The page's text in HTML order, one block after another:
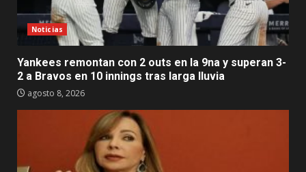
Noticias
Yankees remontan con 2 outs en la 9na y superan 3-
2 a Bravos en 10 innings tras larga lluvia
agosto 8, 2026